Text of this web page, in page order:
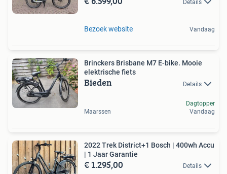
Details
Bezoek website Vandaag
Brinckers Brisbane M7 E-bike. Mooie
elektrische fiets
Bieden Details
Maarssen
Dagtopper
Vandaag
2022 Trek District+1 Bosch | 400wh Accu
| 1 Jaar Garantie
€ 1.295,00 Details